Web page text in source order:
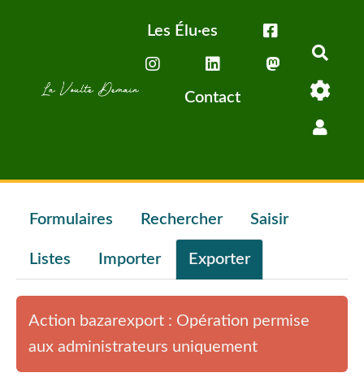
Aller au contenu principal
Les Élu·es
Contact
Formulaires Rechercher Saisir
Listes Importer Exporter
Action bazarexport : Opération permise
aux administrateurs uniquement